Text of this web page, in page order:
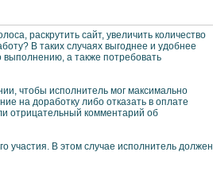
раскрутить сайт, увеличить количество
В таких случаях выгоднее и удобнее
а также потребовать
чтобы исполнитель мог максимально
на доработку либо отказать в оплате
отрицательный комментарий об
участия. В этом случае исполнитель должен